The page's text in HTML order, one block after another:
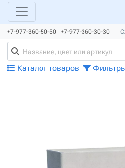
+7-977-360-50-50 +7-977-360-30-30
Каталог товаров